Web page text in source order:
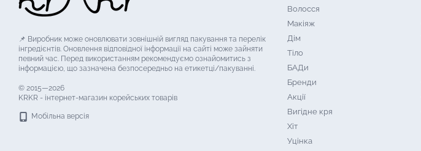
📌 Виробник може оновлювати зовнішній вигляд пакування та перелік
інгредієнтів. Оновлення відповідної інформації на сайті може зайняти
певний час. Перед використанням рекомендуємо ознайомитись з
інформацією, що зазначена безпосередньо на етикетці/пакуванні.
© 2015—2026
KRKR - інтернет-магазин корейських товарів
Мобільна версія
Волосся
Макіяж
Дім
Тіло
БАДи
Бренди
Акції
Вигідне кря
Хіт
Уцінка